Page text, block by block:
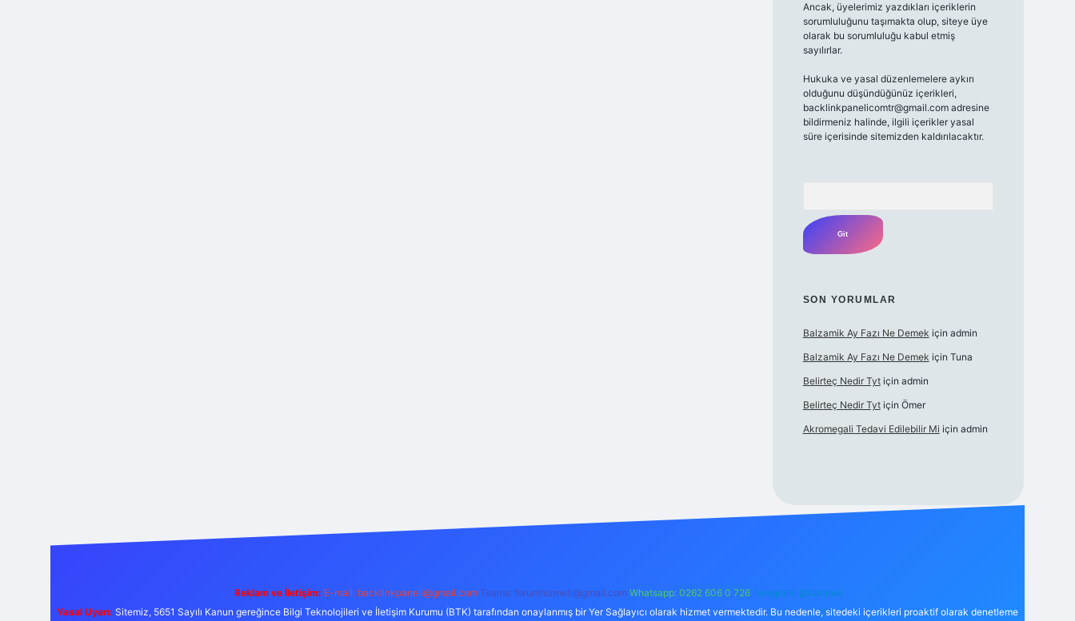
Ancak, üyelerimiz yazdıkları içeriklerin
sorumluluğunu taşımakta olup, siteye üye
olarak bu sorumluluğu kabul etmiş
sayılırlar.
Hukuka ve yasal düzenlemelere aykırı
olduğunu düşündüğünüz içerikleri,
backlinkpanelicomtr@gmail.comadresine
bildirmeniz halinde, ilgili içerikler yasal
süre içerisinde sitemizden kaldırılacaktır.
SON YORUMLAR
Balzamik Ay Fazı Ne Demek için admin
Balzamik Ay Fazı Ne Demek için Tuna
Belirteç Nedir Tytiçin admin
Belirteç Nedir Tytiçin Ömer
Akromegali Tedavi Edilebilir Mi için admin
Reklam ve İletişim: E-mail: backlinkpaneli@gmail.com Teams: forumhizmeti@gmail.com Whatsapp: 0262 606 0 726 Telegram: @karabul
Yasal Uyarı: Sitemiz, 5651 Sayılı Kanun gereğince Bilgi Teknolojileri ve İletişim Kurumu (BTK) tarafından onaylanmış bir Yer Sağlayıcı olarak hizmet vermektedir. Bu nedenle, sitedeki içerikleri proaktif olarak denetleme